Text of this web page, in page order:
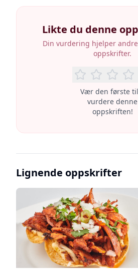
Likte du denne
Din vurdering hjelper
oppskrifter.
Vær den første
vurdere denne
oppskriften!
Lignende oppskrifter